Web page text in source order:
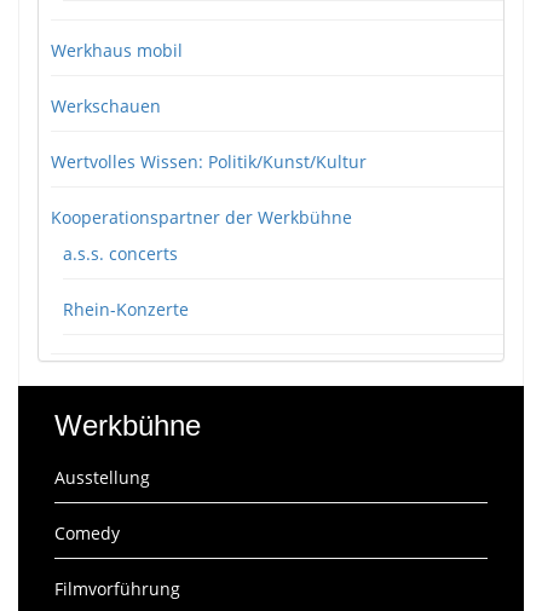
Werkhaus mobil
Werkschauen
Wertvolles Wissen: Politik/Kunst/Kultur
Kooperationspartner der Werkbühne
a.s.s. concerts
Rhein-Konzerte
Werkbühne
Ausstellung
Comedy
Filmvorführung